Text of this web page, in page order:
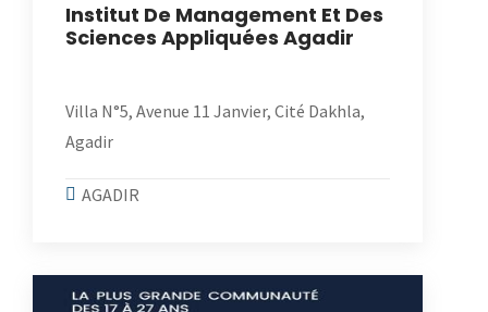
Institut De Management Et Des
Sciences Appliquées Agadir
Villa N°5, Avenue 11 Janvier, Cité Dakhla,
Agadir
AGADIR